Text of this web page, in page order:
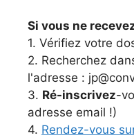
Si vous ne
1. Vérifiez votre
2. Recherchez
l'adresse :
3. Ré-inscrivez-
adresse email !)
4. Rendez-vous